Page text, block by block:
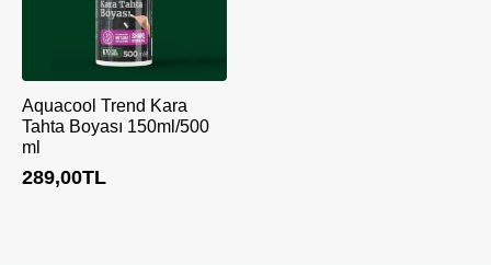
Aquacool Trend Kara
Tahta Boyası 150ml/500
ml
289,00TL